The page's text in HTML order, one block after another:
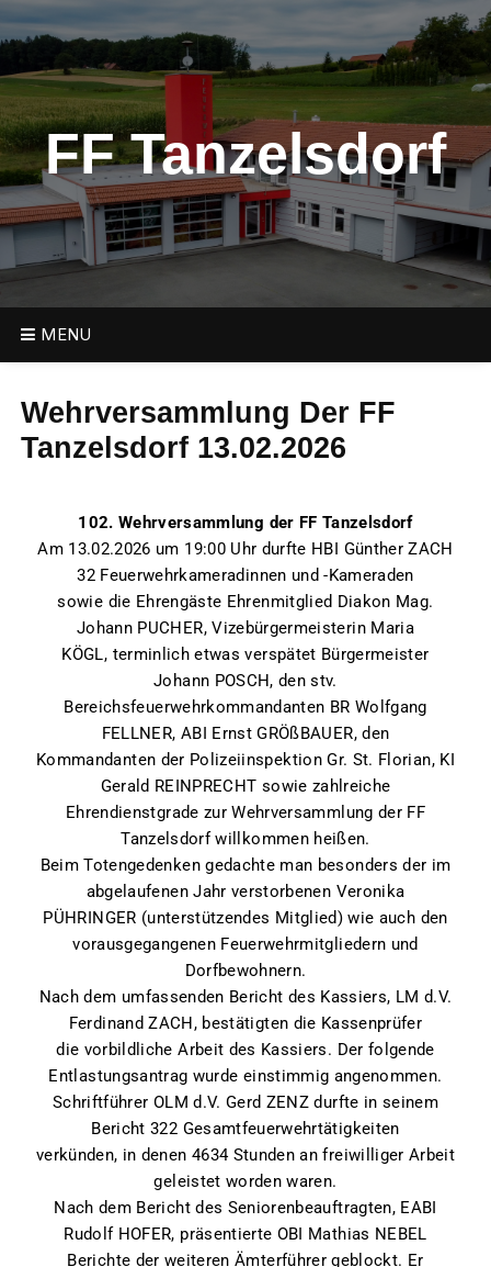
FF Tanzelsdorf
MENU
Wehrversammlung Der FF
Tanzelsdorf 13.02.2026
102. Wehrversammlung der FF Tanzelsdorf
Am 13.02.2026 um 19:00 Uhr durfte HBI Günther ZACH
32 Feuerwehrkameradinnen und -Kameraden
sowie die Ehrengäste Ehrenmitglied Diakon Mag.
Johann PUCHER, Vizebürgermeisterin Maria
KÖGL, terminlich etwas verspätet Bürgermeister
Johann POSCH, den stv.
Bereichsfeuerwehrkommandanten BR Wolfgang
FELLNER, ABI Ernst GRÖßBAUER, den
Kommandanten der Polizeiinspektion Gr. St. Florian, KI
Gerald REINPRECHT sowie zahlreiche
Ehrendienstgrade zur Wehrversammlung der FF
Tanzelsdorf willkommen heißen.
Beim Totengedenken gedachte man besonders der im
abgelaufenen Jahr verstorbenen Veronika
PÜHRINGER (unterstützendes Mitglied) wie auch den
vorausgegangenen Feuerwehrmitgliedern und
Dorfbewohnern.
Nach dem umfassenden Bericht des Kassiers, LM d.V.
Ferdinand ZACH, bestätigten die Kassenprüfer
die vorbildliche Arbeit des Kassiers. Der folgende
Entlastungsantrag wurde einstimmig angenommen.
Schriftführer OLM d.V. Gerd ZENZ durfte in seinem
Bericht 322 Gesamtfeuerwehrtätigkeiten
verkünden, in denen 4634 Stunden an freiwilliger Arbeit
geleistet worden waren.
Nach dem Bericht des Seniorenbeauftragten, EABI
Rudolf HOFER, präsentierte OBI Mathias NEBEL
Berichte der weiteren Ämterführer geblockt. Er